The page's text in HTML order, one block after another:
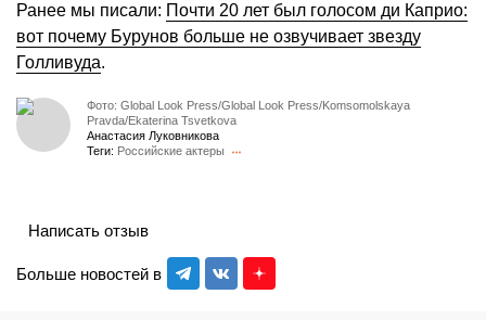
Ранее мы писали: Почти 20 лет был голосом ди Каприо:
вот почему Бурунов больше не озвучивает звезду
Голливуда.
Фото: Global Look Press/Global Look Press/Komsomolskaya
Pravda/Ekaterina Tsvetkova
Анастасия Луковникова
Теги: Российские актеры
Больше новостей в
Написать отзыв